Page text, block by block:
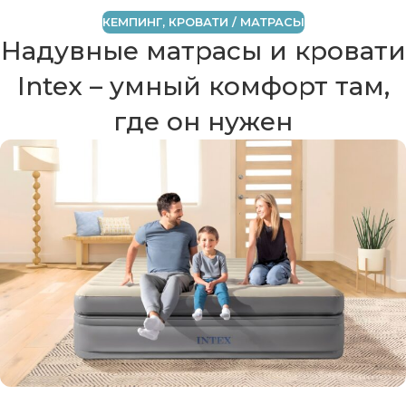
КЕМПИНГ, КРОВАТИ / МАТРАСЫ
Надувные матрасы и кровати
Intex – умный комфорт там,
где он нужен